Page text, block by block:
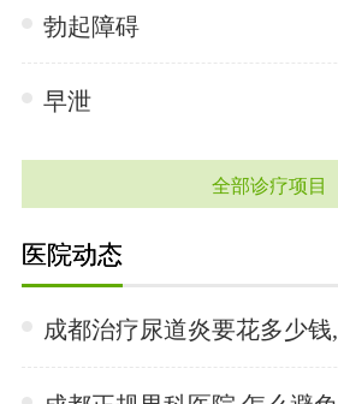
勃起障碍
早泄
全部诊疗项目
医院动态